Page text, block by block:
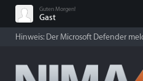
Guten Morgen!
Gast
Hinweis: Der Microsoft Defender